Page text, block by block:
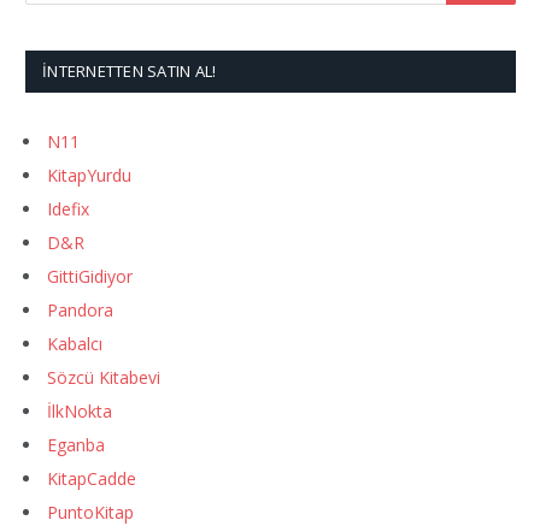
İNTERNETTEN SATIN AL!
N11
KitapYurdu
Idefix
D&R
GittiGidiyor
Pandora
Kabalcı
Sözcü Kitabevi
İlkNokta
Eganba
KitapCadde
PuntoKitap